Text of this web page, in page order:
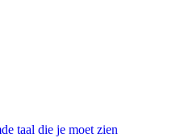
taal die je moet zien